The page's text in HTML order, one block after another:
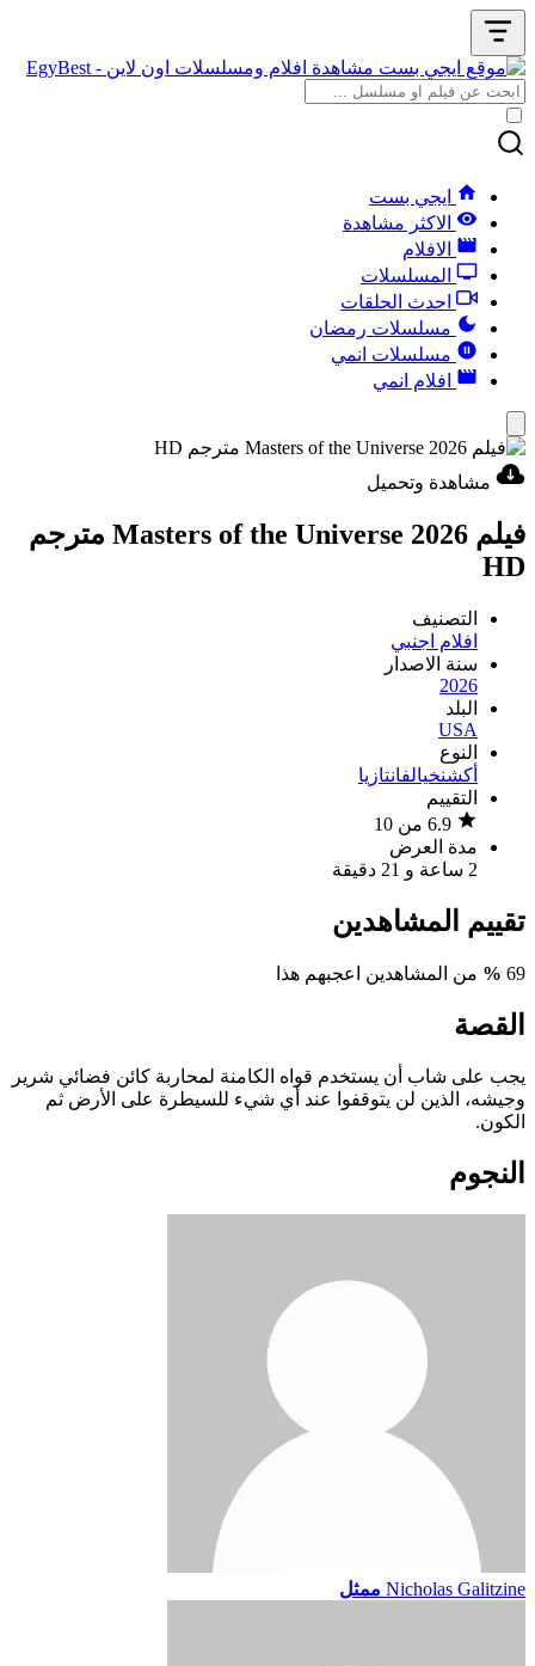
ايجي بست
الاكثر مشاهدة
الافلام
المسلسلات
احدث الحلقات
مسلسلات رمضان
مسلسلات انمي
افلام انمي
مشاهدة وتحميل
فيلم Masters of the Universe 2026 مترجم
HD
التصنيف
افلام اجنبي
سنة الاصدار
2026
البلد
USA
النوع
أكشنخيالفانتازيا
التقييم
مدة العرض
2 ساعة و 21 دقيقة
تقييم المشاهدين
69
% من المشاهدين اعجبهم هذا
القصة
يجب على شاب أن يستخدم قواه الكامنة لمحاربة كائن فضائي شرير
وجيشه، الذين لن يتوقفوا عند أي شيء للسيطرة على الأرض ثم
الكون.
النجوم
Nicholas Galitzine ممثل